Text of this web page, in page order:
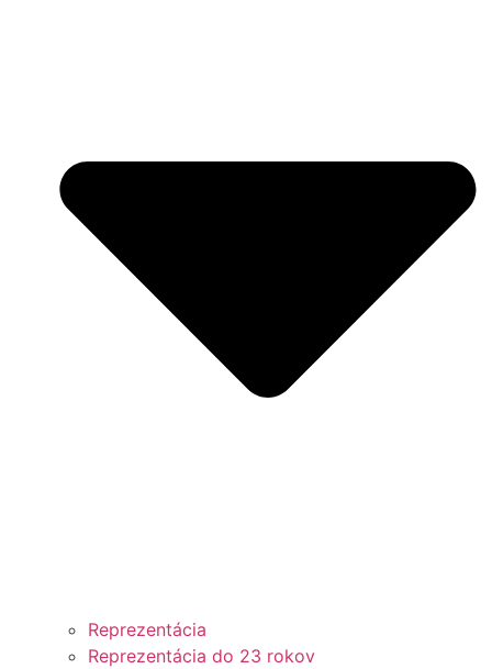
Reprezentácia
Reprezentácia do 23 rokov